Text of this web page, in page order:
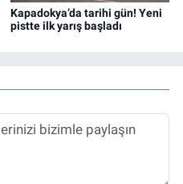
Kapadokya’da tarihi gün! Yeni
pistte ilk yarış başladı